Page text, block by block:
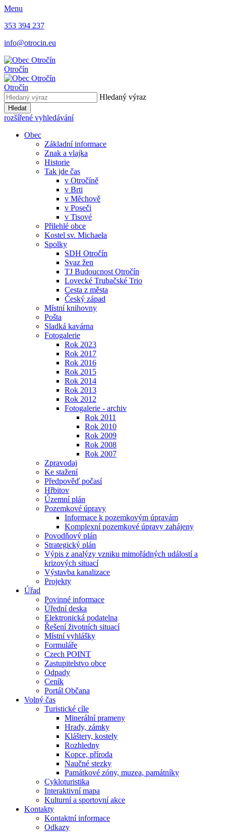
Menu
353 394 237
info@otrocin.eu
Otročín
Otročín
Hledaný výraz
Hledat
rozšířené vyhledávání
Obec
Základní informace
Znak a vlajka
Historie
Tak jde čas
v Otročíně
v Brti
v Měchově
v Poseči
v Tisové
Přilehlé obce
Kostel sv. Michaela
Spolky
SDH Otročín
Svaz žen
TJ Budoucnost Otročín
Lovecké Trubačské Trio
Cesta z města
Český západ
Místní knihovny
Pošta
Sladká kavárna
Fotogalerie
Rok 2023
Rok 2017
Rok 2016
Rok 2015
Rok 2014
Rok 2013
Rok 2012
Fotogalerie - archiv
Rok 2011
Rok 2010
Rok 2009
Rok 2008
Rok 2007
Zpravodaj
Ke stažení
Předpověď počasí
Hřbitov
Územní plán
Pozemkové úpravy
Informace k pozemkovým úpravám
Komplexní pozemkové úpravy zahájeny
Povodňový plán
Strategický plán
Výpis z analýzy vzniku mimořádných událostí a
krizových situací
Výstavba kanalizace
Projekty
Úřad
Povinné informace
Úřední deska
Elektronická podatelna
Řešení životních situací
Místní vyhlášky
Formuláře
Czech POINT
Zastupitelstvo obce
Odpady
Ceník
Portál Občana
Volný čas
Turistické cíle
Minerální prameny
Hrady, zámky
Kláštery, kostely
Rozhledny
Kopce, příroda
Naučné stezky
Památkové zóny, muzea, památníky
Cykloturistika
Interaktivní mapa
Kulturní a sportovní akce
Kontakty
Kontaktní informace
Odkazy